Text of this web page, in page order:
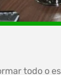
todo o